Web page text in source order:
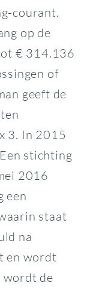
courant.
op de
€ 314.136
of
geeft de
3. In 2015
stichting
2016
een
staat
na
en wordt
wordt de